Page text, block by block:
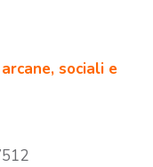
sociali e